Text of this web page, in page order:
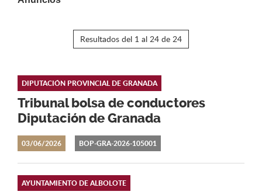
Resultados del 1 al 24 de 24
03/06/2026
Tribunal bolsa de conductores
Diputación de Granada
DIPUTACIÓN PROVINCIAL DE GRANADA
BOP-GRA-2026-105001
AYUNTAMIENTO DE ALBOLOTE